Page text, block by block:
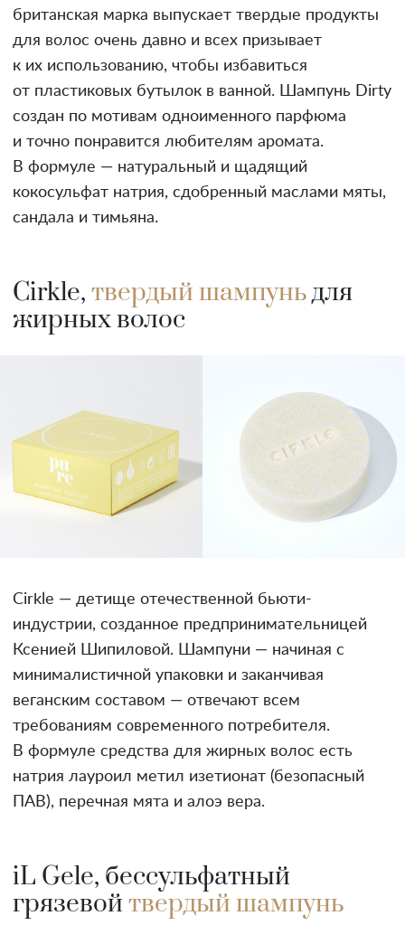
британская марка выпускает твердые продукты
для волос очень давно и всех призывает
к их использованию, чтобы избавиться
от пластиковых бутылок в ванной. Шампунь Dirty
создан по мотивам одноименного парфюма
и точно понравится любителям аромата.
В формуле — натуральный и щадящий
кокосульфат натрия, сдобренный маслами мяты,
сандала и тимьяна.
Cirkle, твердый шампуньдля
жирных волос
Cirkle — детище отечественной бьюти-
индустрии, созданное предпринимательницей
Ксенией Шипиловой. Шампуни — начиная с
минималистичной упаковки и заканчивая
веганским составом — отвечают всем
требованиям современного потребителя.
В формуле средства для жирных волос есть
натрия лауроил метил изетионат (безопасный
ПАВ), перечная мята и алоэ вера.
iL Gele, бессульфатный
грязевой твердый шампунь